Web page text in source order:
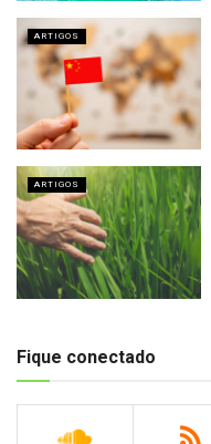
ARTIGOS
ARTIGOS
Fique conectado